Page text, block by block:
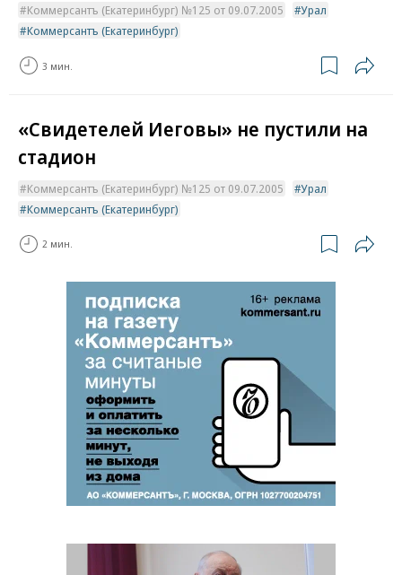
Коммерсантъ (Екатеринбург) №125 от 09.07.2005
Урал
Коммерсантъ (Екатеринбург)
3 мин.
«Свидетелей Иеговы» не пустили на
стадион
Коммерсантъ (Екатеринбург) №125 от 09.07.2005
Урал
Коммерсантъ (Екатеринбург)
2 мин.